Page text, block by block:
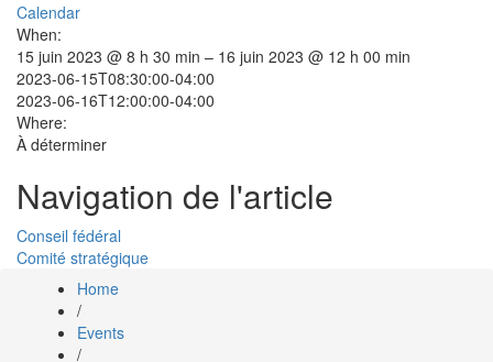
Calendar
When:
15 juin 2023 @ 8 h 30 min – 16 juin 2023 @ 12 h 00 min
2023-06-15T08:30:00-04:00
2023-06-16T12:00:00-04:00
Where:
À déterminer
Navigation de l'article
Conseil fédéral
Comité stratégique
Home
/
Events
/